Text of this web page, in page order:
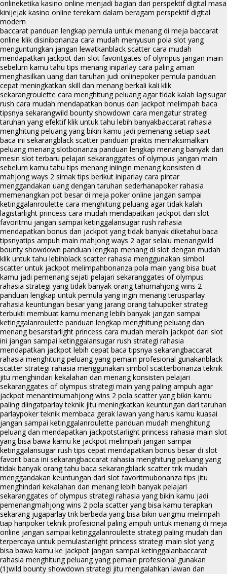
onlineketika kasino online menjadi bagian dari perspektif digital masa
kinijejak kasino online terekam dalam beragam perspektif digital
modern
baccarat panduan lengkap pemula untuk menang di meja baccarat
online klik disinibonanza cara mudah menyusun pola slot yang
menguntungkan jangan lewatkanblack scatter cara mudah
mendapatkan jackpot dari slot favoritgates of olympus jangan main
sebelum kamu tahu tips menang iniparlay cara paling aman
menghasilkan uang dari taruhan judi onlinepoker pemula panduan
cepat meningkatkan skill dan menang berkali kali klik
sekarangroulette cara menghitung peluang agar tidak kalah lagisugar
rush cara mudah mendapatkan bonus dan jackpot melimpah baca
tipsnya sekarangwild bounty showdown cara mengatur strategi
taruhan yang efektif klik untuk tahu lebih banyakbaccarat rahasia
menghitung peluang yang bikin kamu jadi pemenang setiap saat
baca ini sekarangblack scatter panduan praktis memaksimalkan
peluang menang slotbonanza panduan lengkap menang banyak dari
mesin slot terbaru pelajari sekaranggates of olympus jangan main
sebelum kamu tahu tips menang iniingin menang konsisten di
mahjong ways 2 simak tips berikut iniparlay cara pintar
menggandakan uang dengan taruhan sederhanapoker rahasia
memenangkan pot besar di meja poker online jangan sampai
ketinggalanroulette cara menghitung peluang agar tidak kalah
lagistarlight princess cara mudah mendapatkan jackpot dari slot
favoritmu jangan sampai ketinggalansugar rush rahasia
mendapatkan bonus dan jackpot yang tidak banyak diketahui baca
tipsnyatips ampuh main mahjong ways 2 agar selalu menangwild
bounty showdown panduan lengkap menang di slot dengan mudah
klik untuk tahu lebihblack scatter rahasia menggunakan simbol
scatter untuk jackpot melimpahbonanza pola main yang bisa buat
kamu jadi pemenang sejati pelajari sekaranggates of olympus
rahasia strategi yang tidak banyak orang tahumahjong wins 2
panduan lengkap untuk pemula yang ingin menang terusparlay
rahasia keuntungan besar yang jarang orang tahupoker strategi
terbukti membuat kamu menang lebih banyak jangan sampai
ketinggalanroulette panduan lengkap menghitung peluang dan
menang besarstarlight princess cara mudah meraih jackpot dari slot
ini jangan sampai ketinggalansugar rush strategi rahasia
mendapatkan jackpot lebih cepat baca tipsnya sekarangbaccarat
rahasia menghitung peluang yang pemain profesional gunakanblack
scatter strategi rahasia menggunakan simbol scatterbonanza teknik
jitu menghindari kekalahan dan menang konsisten pelajari
sekaranggates of olympus strategi main yang paling ampuh agar
jackpot menantimumahjong wins 2 pola scatter yang bikin kamu
paling diingatparlay teknik jitu meningkatkan keuntungan dari taruhan
parlaypoker teknik membaca gerak lawan yang harus kamu kuasai
jangan sampai ketinggalanroulette panduan mudah menghitung
peluang dan mendapatkan jackpotstarlight princess rahasia main slot
yang bisa bawa kamu ke jackpot melimpah jangan sampai
ketinggalansugar rush tips cepat mendapatkan bonus besar di slot
favorit baca ini sekarangbaccarat rahasia menghitung peluang yang
tidak banyak orang tahu baca sekarangblack scatter trik mudah
menggandakan keuntungan dari slot favoritmubonanza tips jitu
menghindari kekalahan dan menang lebih banyak pelajari
sekaranggates of olympus strategi rahasia yang bikin kamu jadi
pemenangmahjong wins 2 pola scatter yang bisa kamu terapkan
sekarang jugaparlay trik berbeda yang bisa bikin uangmu melimpah
tiap haripoker teknik profesional paling ampuh untuk menang di meja
online jangan sampai ketinggalanroulette strategi paling mudah dan
terpercaya untuk pemulastarlight princess strategi main slot yang
bisa bawa kamu ke jackpot jangan sampai ketinggalanbaccarat
rahasia menghitung peluang yang pemain profesional gunakan
(1)wild bounty showdown strategi jitu mengalahkan lawan dan